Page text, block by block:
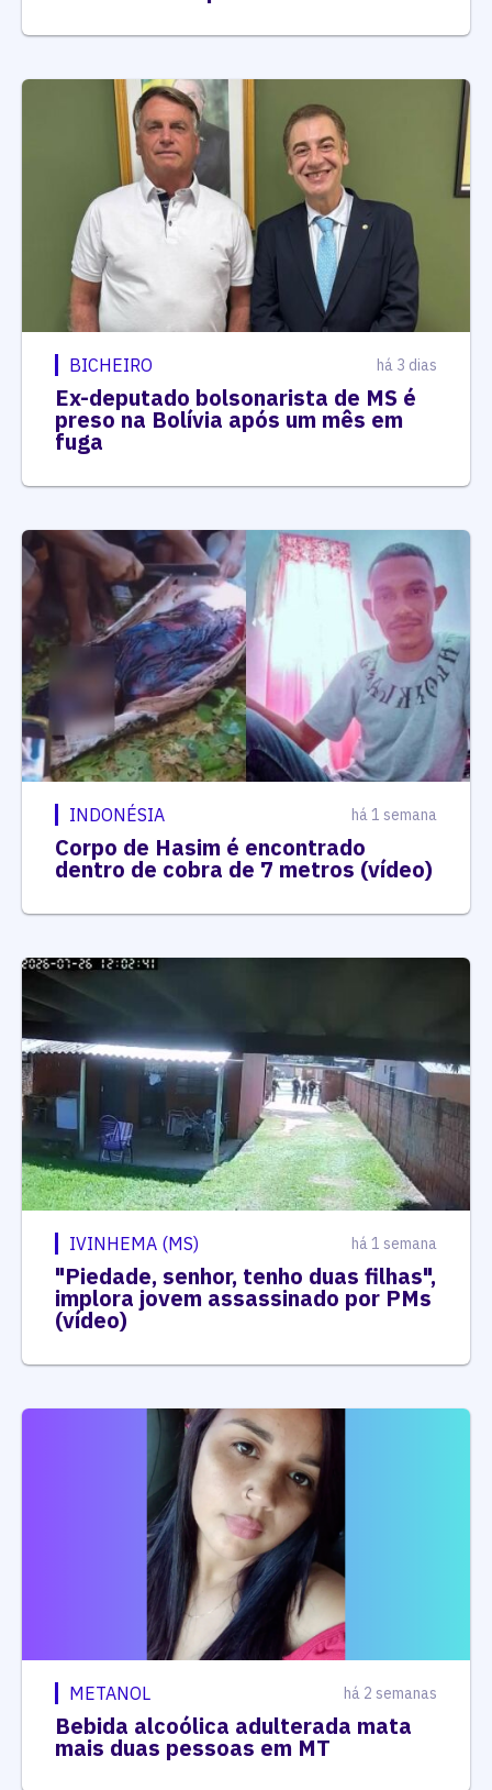
BICHEIRO há 3 dias
Ex-deputado bolsonarista de MS é
preso na Bolívia após um mês em
fuga
INDONÉSIA há 1 semana
Corpo de Hasim é encontrado
dentro de cobra de 7 metros (vídeo)
IVINHEMA (MS) há 1 semana
"Piedade, senhor, tenho duas filhas",
implora jovem assassinado por PMs
(vídeo)
METANOL há 2 semanas
Bebida alcoólica adulterada mata
mais duas pessoas em MT